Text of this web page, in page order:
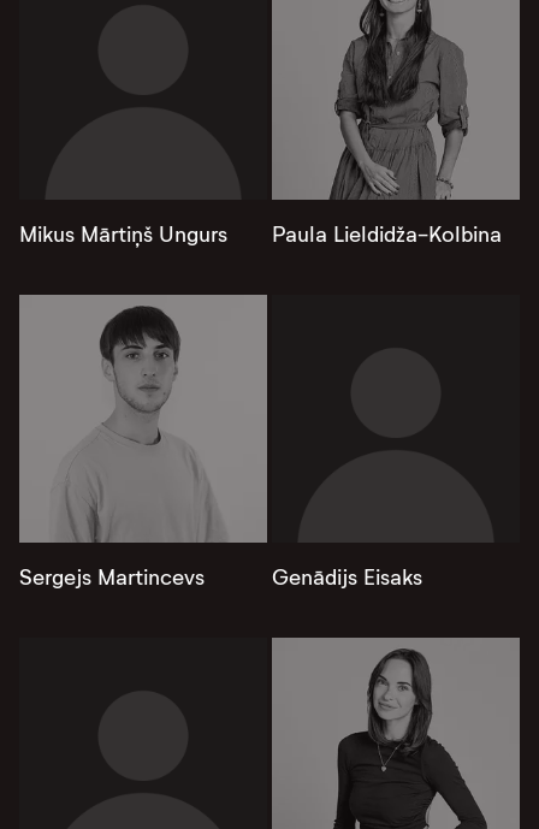
Mikus Mārtiņš Ungurs Paula Lieldidža-Kolbina
Sergejs Martincevs Genādijs Eisaks